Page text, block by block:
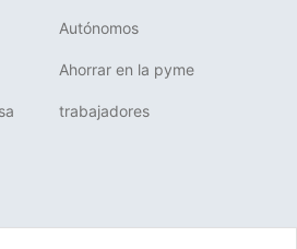
Autónomos
Ahorrar en la pyme
trabajadores